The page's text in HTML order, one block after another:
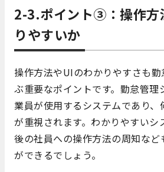
2-3.ポイント③：操作方
りやすいか
操作方法やUIのわかりやすさも
ぶ重要なポイントです。勤怠管理
業員が使用するシステムであり、
が重視されます。わかりやすいシ
後の社員への操作方法の周知など
ができるでしょう。